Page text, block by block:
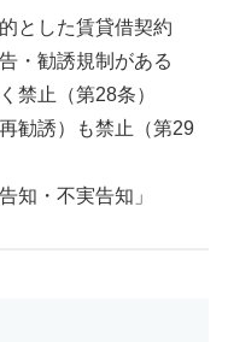
とした賃貸借契約
・勧誘規制がある
禁止（第28条）
勧誘）も禁止（第29
知・不実告知」